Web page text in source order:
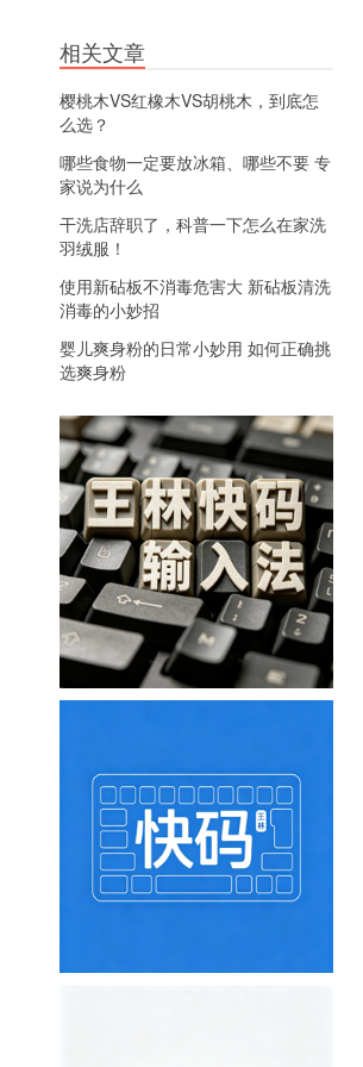
相关文章
樱桃木VS红橡木VS胡桃木，到底怎
么选？
哪些食物一定要放冰箱、哪些不要 专
家说为什么
干洗店辞职了，科普一下怎么在家洗
羽绒服！
使用新砧板不消毒危害大 新砧板清洗
消毒的小妙招
婴儿爽身粉的日常小妙用 如何正确挑
选爽身粉